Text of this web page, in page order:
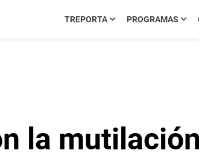
TREPORTA PROGRAMAS
la